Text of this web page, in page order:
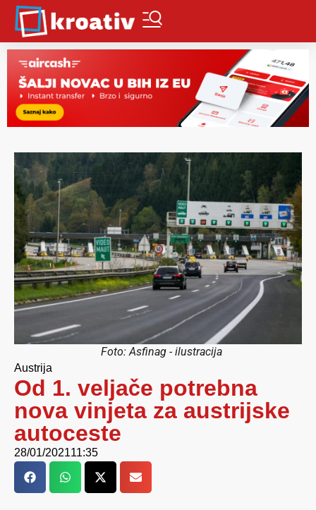
Foto: Asfinag - ilustracija
Austrija
Od 1. veljače potrebna
nova vinjeta za austrijske
autoceste
28/01/202111:35